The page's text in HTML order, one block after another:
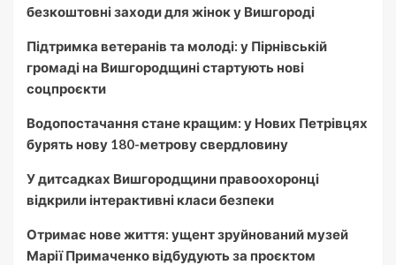
безкоштовні заходи для жінок у Вишгороді
Підтримка ветеранів та молоді: у Пірнівській
громаді на Вишгородщині стартують нові
соцпроєкти
Водопостачання стане кращим: у Нових Петрівцях
бурять нову 180-метрову свердловину
У дитсадках Вишгородщини правоохоронці
відкрили інтерактивні класи безпеки
Отримає нове життя: ущент зруйнований музей
Марії Примаченко відбудують за проєктом